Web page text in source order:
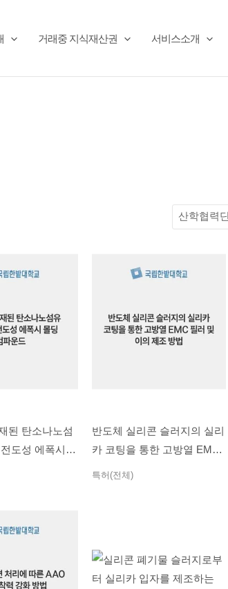
거래중 지식재산권 서비스소개
된 탄소나노섬
도성 에폭시
반도체 실리콘 슬러지의 실리
카 코팅을 통한 고방열 EMC
특허(전체)